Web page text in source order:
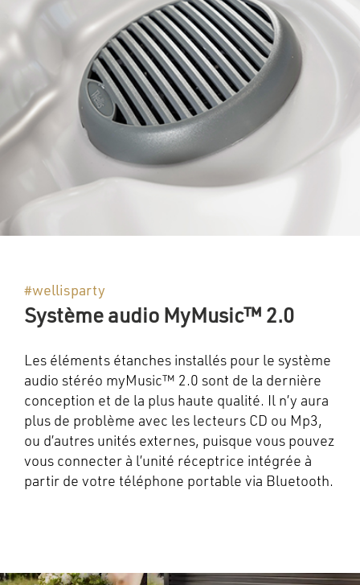
#wellisparty
Système audio MyMusic™ 2.0
Les éléments étanches installés pour le système
audio stéréo myMusic™ 2.0 sont de la dernière
conception et de la plus haute qualité. Il n’y aura
plus de problème avec les lecteurs CD ou Mp3,
ou d’autres unités externes, puisque vous pouvez
vous connecter à l’unité réceptrice intégrée à
partir de votre téléphone portable via Bluetooth.